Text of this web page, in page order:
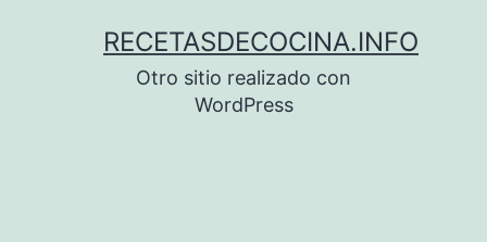
RECETASDECOCINA.INFO
Otro sitio realizado con
WordPress